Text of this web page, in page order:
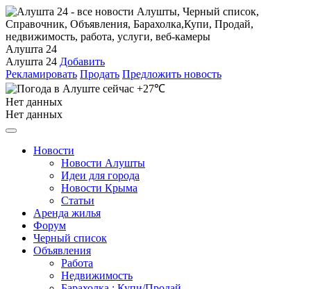
Алушта 24
Алушта 24 Добавить
Рекламировать Продать Предложить новость
+27℃
Нет данных
Нет данных
Новости
Новости Алушты
Идеи для города
Новости Крыма
Статьи
Аренда жилья
Форум
Черный список
Объявления
Работа
Недвижимость